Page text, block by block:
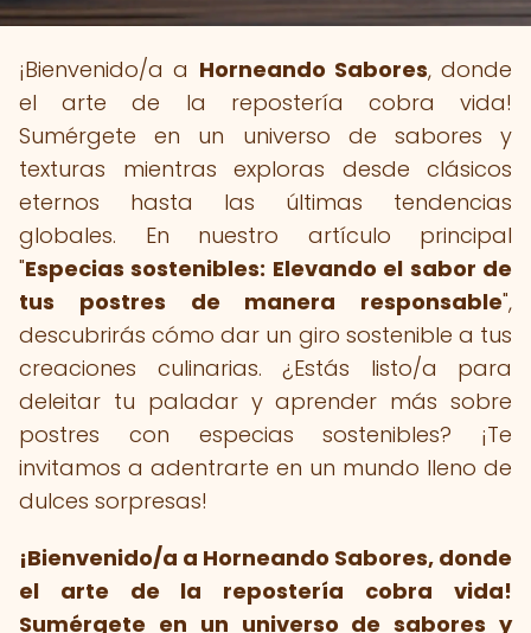
¡Bienvenido/a a Horneando Sabores, donde
el arte de la repostería cobra vida!
Sumérgete en un universo de sabores y
texturas mientras exploras desde clásicos
eternos hasta las últimas tendencias
globales. En nuestro artículo principal
"Especias sostenibles: Elevando el sabor de
tus postres de manera responsable",
descubrirás cómo dar un giro sostenible a tus
creaciones culinarias. ¿Estás listo/a para
deleitar tu paladar y aprender más sobre
postres con especias sostenibles? ¡Te
invitamos a adentrarte en un mundo lleno de
dulces sorpresas!
¡Bienvenido/a a Horneando Sabores, donde
el arte de la repostería cobra vida!
Sumérgete en un universo de sabores y